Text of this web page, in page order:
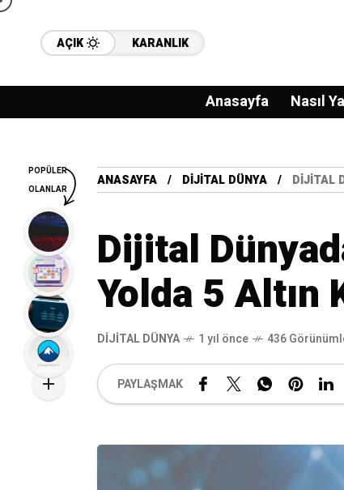
AÇIK KARANLIK
Anasayfa Nasıl
ANASAYFA DIJITAL DÜNYA DIJITAL
Dijital
Yolda 5 Altın
DIJITAL DÜNYA 1 yıl önce 436
PAYLAŞMAK
POPÜLER
OLANLAR